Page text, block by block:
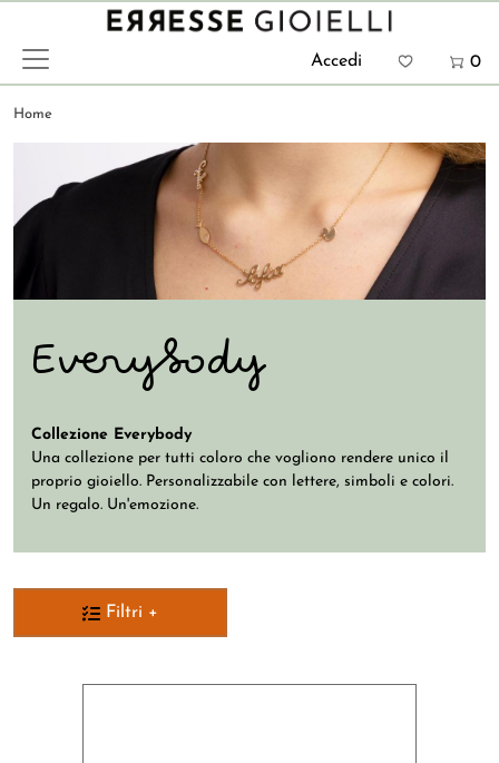
Salta al contenuto principale
Menu
Accedi 0
Home
Everybody
Collezione Everybody
Una collezione per tutti coloro che vogliono rendere unico il
proprio gioiello. Personalizzabile con lettere, simboli e colori.
Un regalo. Un'emozione.
Filtri +